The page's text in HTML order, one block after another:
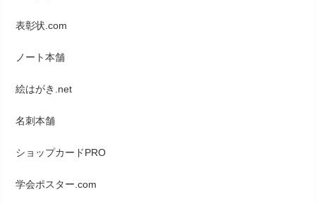
表彰状.com
ノート本舗
絵はがき.net
名刺本舗
ショップカードPRO
学会ポスター.com